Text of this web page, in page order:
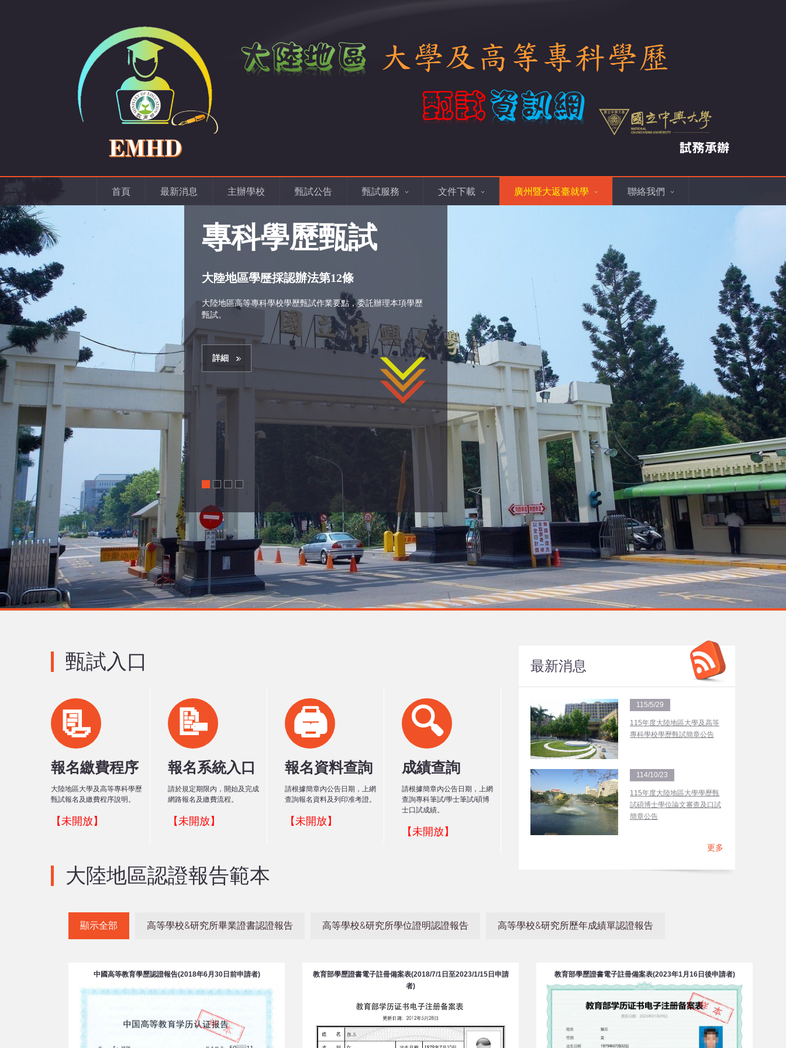
首頁 最新消息 主辦學校 甄試公告 甄試服務 文件下載 廣州暨大返臺就學 聯絡我們
專科學歷甄試
大陸地區學歷採認辦法第12條
大陸地區高等專科學校學歷甄試作業要點，委託辦理本項學歷
甄試。
詳細
甄試入口
📃
報名繳費程序
大陸地區大學及高等專科學歷
甄試報名及繳費程序說明。
【未開放】
📝
報名系統入口
請於規定期限內，開始及完成
網路報名及繳費流程。
【未開放】
🖨️
報名資料查詢
請根據簡章內公告日期，上網
查詢報名資料及列印准考證。
【未開放】
🔍
成績查詢
請根據簡章內公告日期，上網
查詢專科筆試/學士筆試/碩博
士口試成績。
【未開放】
大陸地區認證報告範本
顯示全部 高等學校&研究所畢業證書認證報告 高等學校&研究所學位證明認證報告 高等學校&研究所歷年成績單認證報告
中國高等教育學歷認證報告(2018年6月30日前申請者)
教育部學歷證書電子註冊備案表(2018/7/1日至2023/1/15日申請
者)
教育部學歷證書電子註冊備案表(2023年1月16日後申請者)
最新消息
115/5/29
115年度大陸地區大學及高等
專科學校學歷甄試簡章公告
114/10/23
115年度大陸地區大學學歷甄
試碩博士學位論文審查及口試
簡章公告
更多